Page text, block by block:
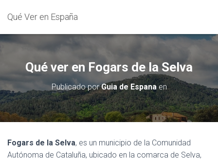
Qué Ver en España
Qué ver en Fogars de la Selva
Publicado porGuia de Espanaen
Fogars de la Selva, es un municipio de la Comunidad
Autónoma de Cataluña, ubicado en la comarca de Selva,